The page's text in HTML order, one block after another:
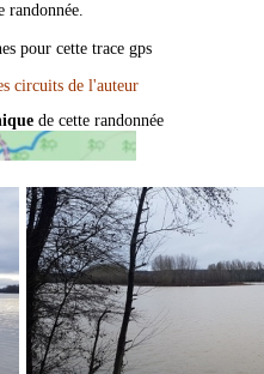
randonnée.
pour cette trace gps
de cette randonnée